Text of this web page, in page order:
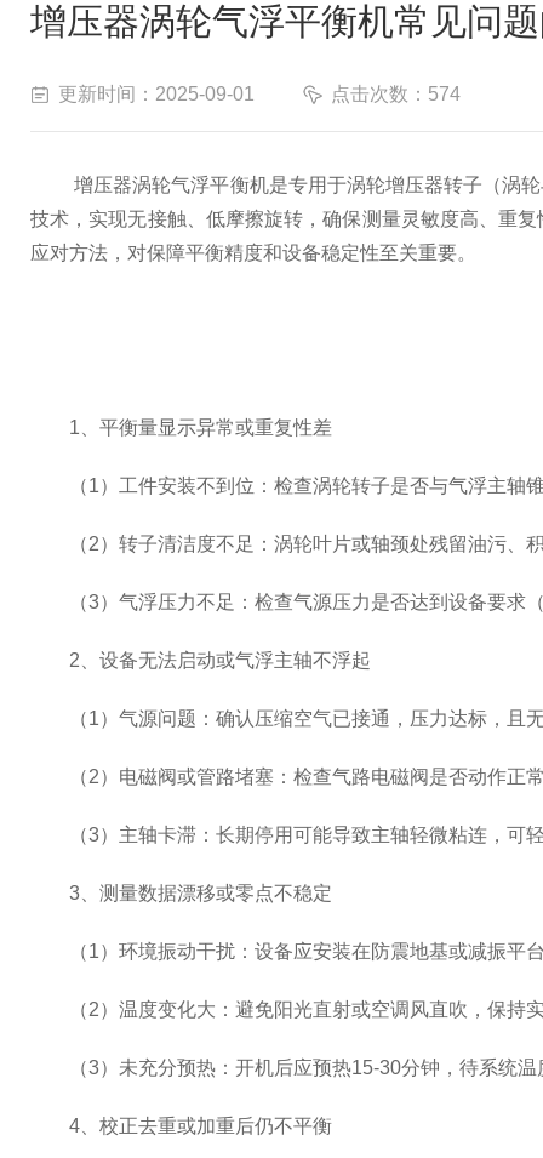
增压器涡轮气浮平衡机常见问
更新时间：2025-09-01 点击次数：574
增压器涡轮气浮平衡机是专用于涡轮增压器转子（涡轮
技术，实现无接触、低摩擦旋转，确保测量灵敏度高、重
应对方法，对保障平衡精度和设备稳定性至关重要。
1、平衡量显示异常或重复性差
（1）工件安装不到位：检查涡轮转子是否与气浮主轴
（2）转子清洁度不足：涡轮叶片或轴颈处残留油污、
（3）气浮压力不足：检查气源压力是否达到设备要求
2、设备无法启动或气浮主轴不浮起
（1）气源问题：确认压缩空气已接通，压力达标，且
（2）电磁阀或管路堵塞：检查气路电磁阀是否动作正
（3）主轴卡滞：长期停用可能导致主轴轻微粘连，可
3、测量数据漂移或零点不稳定
（1）环境振动干扰：设备应安装在防震地基或减振平
（2）温度变化大：避免阳光直射或空调风直吹，保持
（3）未充分预热：开机后应预热15-30分钟，待系统温
4、校正去重或加重后仍不平衡